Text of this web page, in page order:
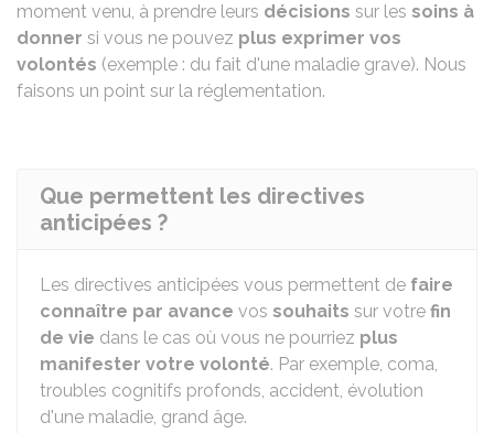
moment venu, à prendre leurs décisions sur les soins à
donner si vous ne pouvez plus exprimer vos
volontés (exemple : du fait d'une maladie grave). Nous
faisons un point sur la réglementation.
Que permettent les directives
anticipées ?
Les directives anticipées vous permettent de faire
connaître par avance vos souhaits sur votre fin
de vie dans le cas où vous ne pourriez plus
manifester votre volonté. Par exemple, coma,
troubles cognitifs profonds, accident, évolution
d'une maladie, grand âge.